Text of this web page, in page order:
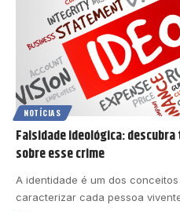
NOTÍCIAS
Falsidade ideológica:
sobre esse crime
A identidade é um dos
caracterizar cada pessoa